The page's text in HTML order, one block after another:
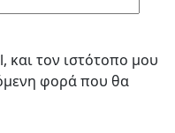
τον ιστότοπο μου
φορά που θα